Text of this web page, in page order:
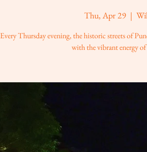
Thu, Apr 29
  |
Every Thursday evening, the historic streets of
with the vibrant energy